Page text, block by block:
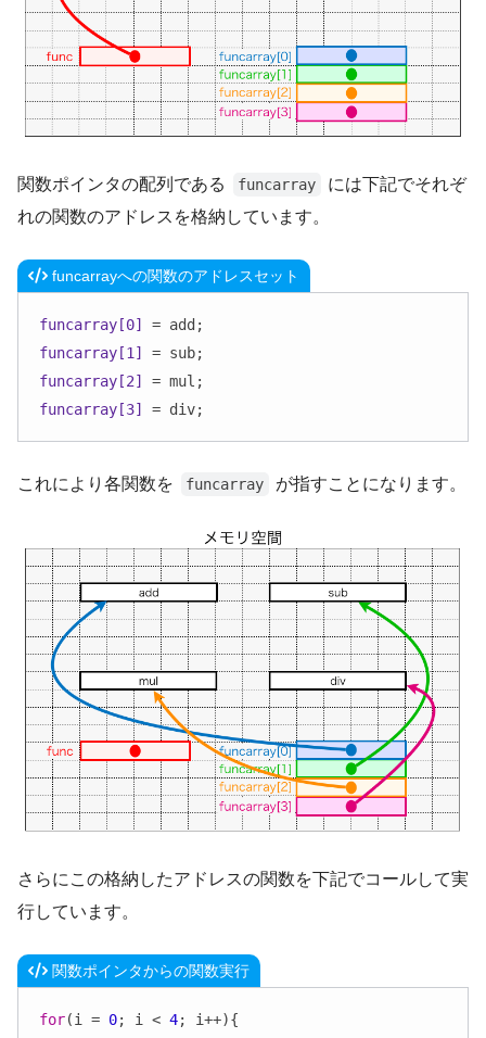
関数ポインタの配列である funcarray
には下記でそれぞ
れの関数のアドレスを格納しています。
funcarrayへの関数のアドレスセット
funcarray[0]
funcarray[1]
funcarray[2]
funcarray[3]
= div;
これにより各関数を funcarray が指すことになります。
さらにこの格納したアドレスの関数を下記でコールして実
行しています。
関数ポインタからの関数実行
for(i = 0; i < 4; i++){